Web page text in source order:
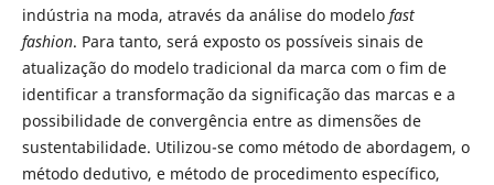
indústria na moda, através da análise do modelo fast
fashion. Para tanto, será exposto os possíveis sinais de
atualização do modelo tradicional da marca com o fim de
identificar a transformação da significação das marcas e a
possibilidade de convergência entre as dimensões de
sustentabilidade. Utilizou-se como método de abordagem, o
método dedutivo, e método de procedimento específico,